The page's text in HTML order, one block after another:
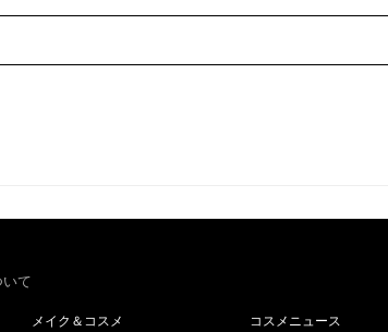
て
メイク＆コスメ コスメニュース